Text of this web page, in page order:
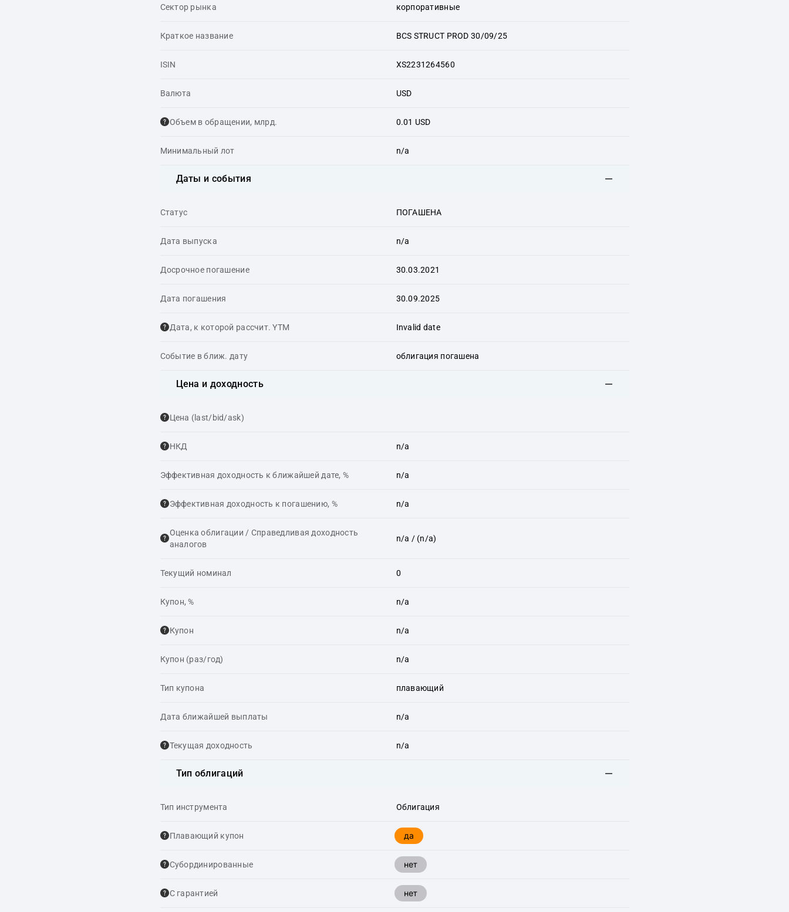
Сектор рынка корпоративные
Краткое название BCS STRUCT PROD 30/09/25
ISIN XS2231264560
Валюта USD
Объем в обращении, млрд. 0.01 USD
Минимальный лот n/a
Даты и события
Статус ПОГАШЕНА
Дата выпуска n/a
Досрочное погашение 30.03.2021
Дата погашения 30.09.2025
Дата, к которой рассчит. YTM Invalid date
Событие в ближ. дату облигация погашена
Цена и доходность
Цена (last/bid/ask)
НКД n/a
Эффективная доходность к ближайшей дате, % n/a
Эффективная доходность к погашению, % n/a
Оценка облигации / Справедливая доходность
аналогов
n/a / (n/a)
Текущий номинал 0
Купон, % n/a
Купон n/a
Купон (раз/год) n/a
Тип купона плавающий
Дата ближайшей выплаты n/a
Текущая доходность n/a
Тип облигаций
Тип инструмента Облигация
Плавающий купон да
Cубординированные нет
С гарантией нет